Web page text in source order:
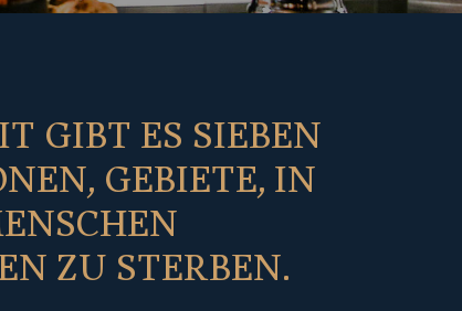
GIBT ES SIEBEN
GEBIETE, IN
ZU STERBEN.